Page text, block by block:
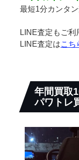
最短1分カンタ
LINE査定もご利
LINE査定はこち
年間買取
パワトレ